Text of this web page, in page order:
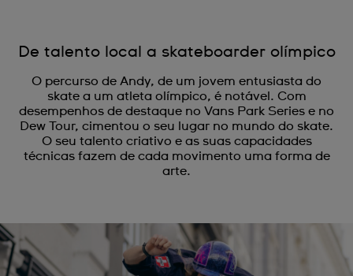
De talento local a skateboarder olímpico
O percurso de Andy, de um jovem entusiasta do
skate a um atleta olímpico, é notável. Com
desempenhos de destaque no Vans Park Series e no
Dew Tour, cimentou o seu lugar no mundo do skate.
O seu talento criativo e as suas capacidades
técnicas fazem de cada movimento uma forma de
arte.